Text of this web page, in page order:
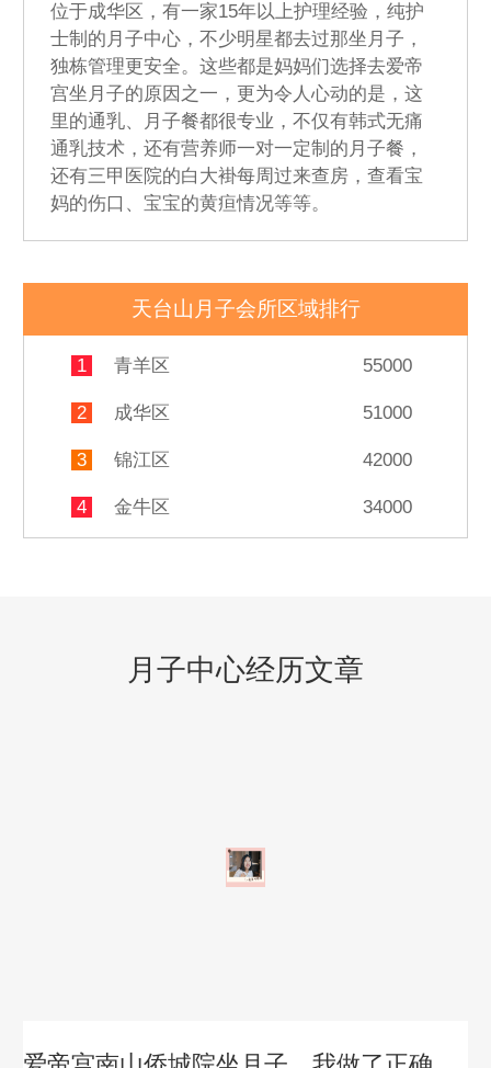
位于成华区，有一家15年以上护理经验，纯护
士制的月子中心，不少明星都去过那坐月子，
独栋管理更安全。这些都是妈妈们选择去爱帝
宫坐月子的原因之一，更为令人心动的是，这
里的通乳、月子餐都很专业，不仅有韩式无痛
通乳技术，还有营养师一对一定制的月子餐，
还有三甲医院的白大褂每周过来查房，查看宝
妈的伤口、宝宝的黄疸情况等等。
天台山月子会所区域排行
1 青羊区 55000
2 成华区 51000
3 锦江区 42000
4 金牛区 34000
月子中心经历文章